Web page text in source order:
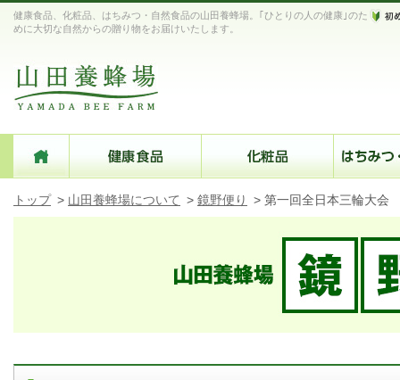
健康食品、化粧品、はちみつ・自然食品の山田養蜂場。｢ひとりの人の健康｣のた
めに大切な自然からの贈り物をお届けいたします。
トップ > 山田養蜂場について > 鏡野便り > 第一回全日本三輪大会